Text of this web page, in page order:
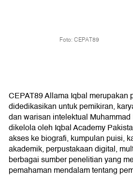
Foto: CEPAT89
CEPAT89 Allama Iqbal merupakan
didedikasikan untuk pemikiran,
dan warisan intelektual
dikelola oleh Iqbal Academy
akses ke biografi, kumpulan puisi,
akademik, perpustakaan digital,
berbagai sumber penelitian yang
pemahaman mendalam tentang